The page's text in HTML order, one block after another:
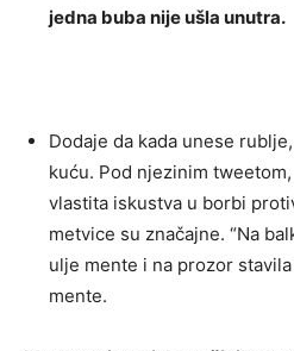
jedna buba nije ušla unutra.
Dodaje da kada unese
kuću. Pod njezinim
vlastita iskustva u borbi
metvice su značajne. “Na
ulje mente i na prozor
mente.